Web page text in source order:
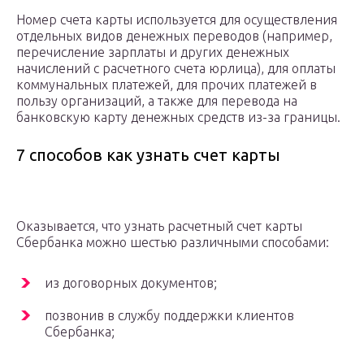
Номер счета карты используется для осуществления
отдельных видов денежных переводов (например,
перечисление зарплаты и других денежных
начислений с расчетного счета юрлица), для оплаты
коммунальных платежей, для прочих платежей в
пользу организаций, а также для перевода на
банковскую карту денежных средств из-за границы.
7 способов как узнать счет карты
Оказывается, что узнать расчетный счет карты
Сбербанка можно шестью различными способами:
из договорных документов;
позвонив в службу поддержки клиентов
Сбербанка;